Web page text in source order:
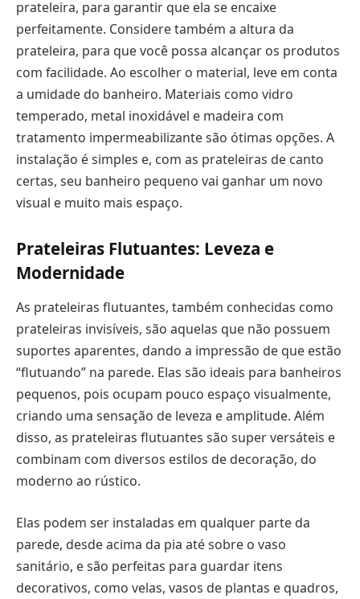
prateleira, para garantir que ela se encaixe
perfeitamente. Considere também a altura da
prateleira, para que você possa alcançar os produtos
com facilidade. Ao escolher o material, leve em conta
a umidade do banheiro. Materiais como vidro
temperado, metal inoxidável e madeira com
tratamento impermeabilizante são ótimas opções. A
instalação é simples e, com as prateleiras de canto
certas, seu banheiro pequeno vai ganhar um novo
visual e muito mais espaço.
Prateleiras Flutuantes: Leveza e
Modernidade
As prateleiras flutuantes, também conhecidas como
prateleiras invisíveis, são aquelas que não possuem
suportes aparentes, dando a impressão de que estão
“flutuando” na parede. Elas são ideais para banheiros
pequenos, pois ocupam pouco espaço visualmente,
criando uma sensação de leveza e amplitude. Além
disso, as prateleiras flutuantes são super versáteis e
combinam com diversos estilos de decoração, do
moderno ao rústico.
Elas podem ser instaladas em qualquer parte da
parede, desde acima da pia até sobre o vaso
sanitário, e são perfeitas para guardar itens
decorativos, como velas, vasos de plantas e quadros,